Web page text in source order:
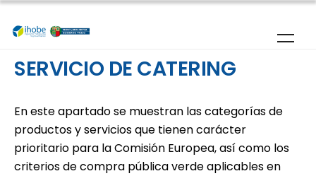
Pasar al contenido principal
SERVICIO DE CATERING
En este apartado se muestran las categorías de
productos y servicios que tienen carácter
prioritario para la Comisión Europea, así como los
criterios de compra pública verde aplicables en